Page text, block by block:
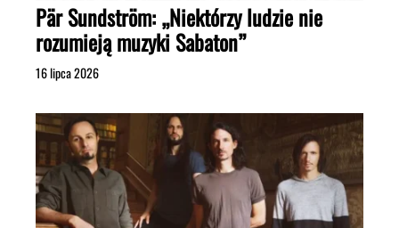
Pär Sundström: „Niektórzy ludzie nie
rozumieją muzyki Sabaton”
16 lipca 2026